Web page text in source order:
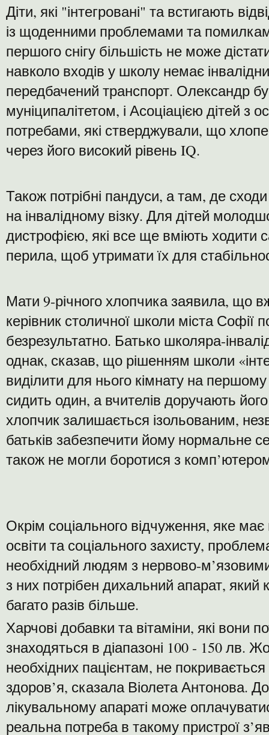
Діти, які "інтегровані" та встигають
із щоденними проблемами та
першого снігу більшість не може
навколо входів у школу немає
передбачений транспорт. Олександр
муніципалітетом, і Асоціацією дітей з
потребами, які стверджували, що
через його високий рівень IQ.
Також потрібні пандуси, а там, де
на інвалідному візку. Для дітей
дистрофією, які все ще вміють ходити
перила, щоб утримати їх для
Мати 9-річного хлопчика заявила, що
керівник столичної школи міста Софії
безрезультатно. Батько школяра-
однак, сказав, що рішенням школи
виділити для нього кімнату на
сидить один, а вчителів доручають
хлопчик залишається ізольованим,
батьків забезпечити йому нормальне
також не могли боротися з комп’ютером
Окрім соціального відчуження, яке має
освіти та соціального захисту,
необхідний людям з нервово-
з них потрібен дихальний апарат, який
багато разів більше.
Харчові добавки та вітаміни, які вони
знаходяться в діапазоні 100 - 150 лв.
необхідних пацієнтам, не
здоров’я, сказала Віолета Антонова.
лікувальному апараті може
реальна потреба в такому пристрої